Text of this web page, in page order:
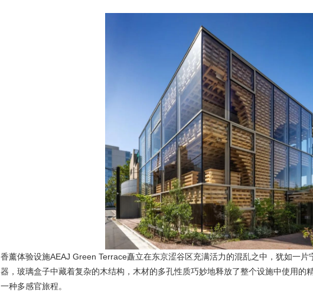
香薰体验设施AEAJ Green Terrace矗立在东京涩谷区充满活力的混乱之中，犹如一
器，玻璃盒子中藏着复杂的木结构，木材的多孔性质巧妙地释放了整个设施中使用的
一种多感官旅程。